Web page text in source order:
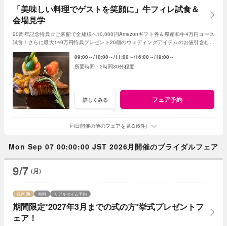
「美味しい料理でゲストを笑顔に」牛フィレ試食＆
会場見学
20周年記念特典☆ご来館で全組様へ10,000円Amazonギフト券＆県産和牛4万円コース
試食！さらに最大140万円特典プレゼント20個のウェディングアイテムのお値引含むプ
09:00～ 10:00～ 11:00～ 16:00～ 19:00～
2時間30分程度
詳しくみる フェア予約
同日開催の他のフェアを見る(6件)
Mon Sep 07 00:00:00 JST 2026月開催のブライダルフェア
9/7 (月)
期間限定*2027年3月までの式の方*挙式プレゼントフ
ェア！
残席 無料 リアルタイム予約